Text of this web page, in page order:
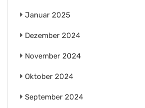
Januar 2025
Dezember 2024
November 2024
Oktober 2024
September 2024